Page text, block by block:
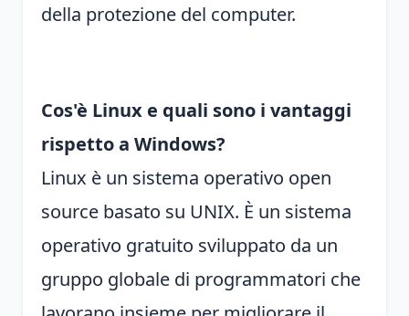
della protezione del computer.
Cos'è Linux e quali sono i vantaggi
rispetto a Windows?
Linux è un sistema operativo open
source basato su UNIX. È un sistema
operativo gratuito sviluppato da un
gruppo globale di programmatori che